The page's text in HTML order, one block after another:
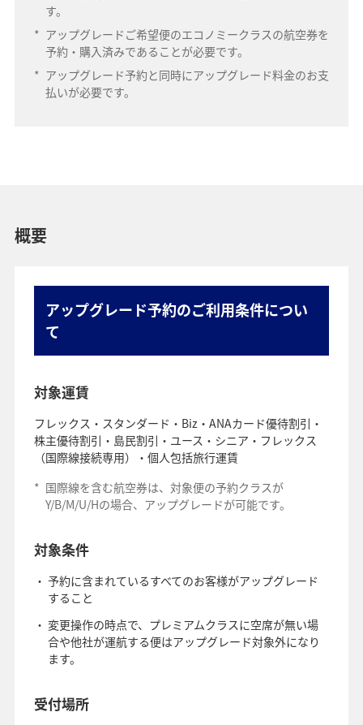
す。
* アップグレードご希望便のエコノミークラスの航空券を
予約・購入済みであることが必要です。
* アップグレード予約と同時にアップグレード料金のお支
払いが必要です。
概要
アップグレード予約のご利用条件につい
て
対象運賃
フレックス・スタンダード・Biz・ANAカード優待割引・
株主優待割引・島民割引・ユース・シニア・フレックス
（国際線接続専用）・個人包括旅行運賃
* 国際線を含む航空券は、対象便の予約クラスが
Y/B/M/U/Hの場合、アップグレードが可能です。
対象条件
予約に含まれているすべてのお客様がアップグレード
すること
変更操作の時点で、プレミアムクラスに空席が無い場
合や他社が運航する便はアップグレード対象外になり
ます。
受付場所